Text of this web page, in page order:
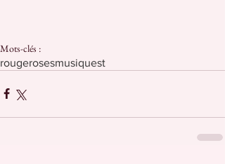
Mots-clés :
rougerosesmusiquest